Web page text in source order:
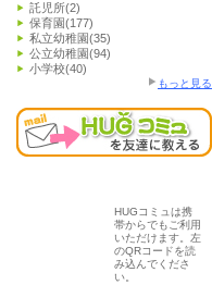
託児所(2)
保育園(177)
私立幼稚園(35)
公立幼稚園(94)
小学校(40)
もっと見る
HUGコミュは携
帯からでもご利用
いただけます。左
のQRコードを読
み込んでくださ
い。